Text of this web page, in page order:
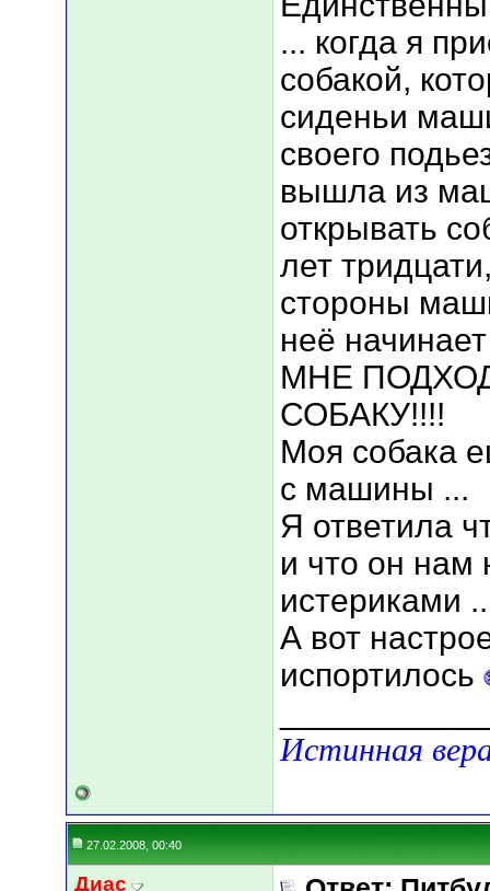
... когда я
собакой,
сиденьи
своего
вышла из
открывать
лет
стороны
неё
МНЕ
СОБАКУ!!!!
Моя собака
с машины ...
Я ответила
и что он нам
истериками
А вот
испортилось
Истинная
27.02.2008, 00:40
Диас